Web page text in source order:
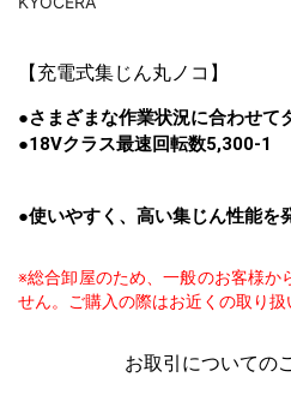
【 充電式集じん丸ノコ 】
●さまざまな作業状況に合わせて
●18Vクラス最速回転数5,300-1
●使いやすく、高い集じん性能を
※総合卸屋のため、一般のお客様か
せん。ご購入の際はお近くの取り扱
お取引についての